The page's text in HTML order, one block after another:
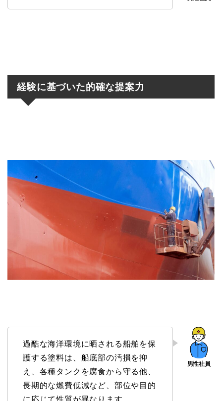
経験に基づいた的確な提案力
過酷な海洋環境に晒される船舶を保
護する塗料は、船底部の汚損を抑
え、各種タンクを腐食から守る他、
長期的な燃費低減など、部位や目的